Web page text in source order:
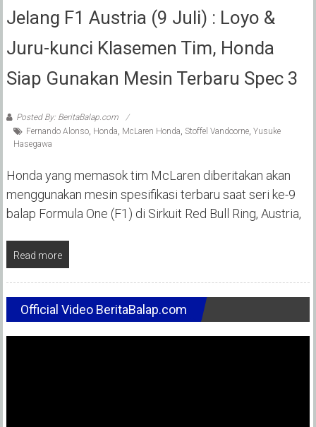
Jelang F1 Austria (9 Juli) : Loyo &
Juru-kunci Klasemen Tim, Honda
Siap Gunakan Mesin Terbaru Spec 3
Posted By: BeritaBalap.com
Fernando Alonso, Honda, McLaren Honda, Stoffel Vandoorne, Yusuke
Hasegawa
Honda yang memasok tim McLaren diberitakan akan
menggunakan mesin spesifikasi terbaru saat seri ke-9
balap Formula One (F1) di Sirkuit Red Bull Ring, Austria,
Read more
Official Video BeritaBalap.com